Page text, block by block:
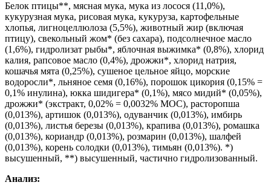
Белок птицы**, мясная мука, мука из лосося (11,0%),
кукурузная мука, рисовая мука, кукуруза, картофельные
хлопья, лигноцеллюлоза (5,5%), животный жир (включая
птицу), свекольный жом* (без сахара), подсолнечное масло
(1,6%), гидролизат рыбы*, яблочная выжимка* (0,8%), хлорид
калия, рапсовое масло (0,4%), дрожжи*, хлорид натрия,
кошачья мята (0,25%), сушеное цельное яйцо, морские
водоросли*, льняное семя (0,16%), порошок цикория (0,15% =
0,1% инулина), юкка шидигера* (0,1%), мясо мидий* (0,05%),
дрожжи* (экстракт, 0,02% = 0,0032% МОС), расторопша
(0,013%), артишок (0,013%), одуванчик (0,013%), имбирь
(0,013%), листья березы (0,013%), крапива (0,013%), ромашка
(0,013%), кориандр (0,013%), розмарин (0,013%), шалфей
(0,013%), корень солодки (0,013%), тимьян (0,013%). *)
высушенный, **) высушенный, частично гидролизованный.
Анализ: